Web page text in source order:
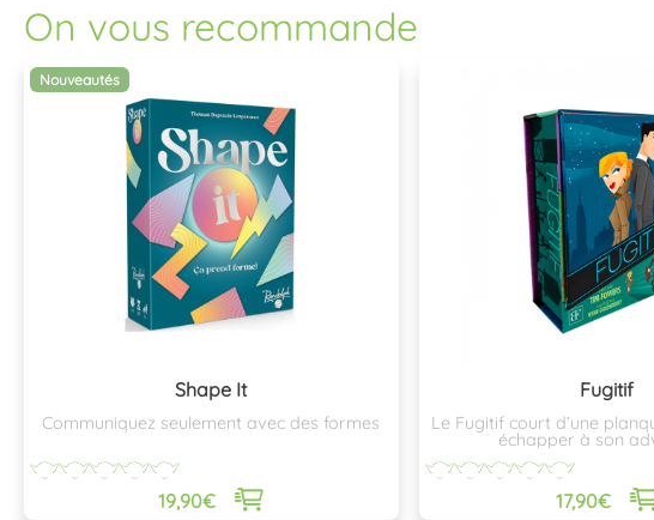
On vous recommande
Nouveautés
Shape It
Communiquez seulement avec des formes
19,90€
Fugitif
Le Fugitif court d’une
échapper à son
17,90€